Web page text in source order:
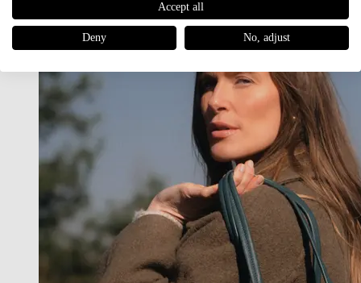
Accept all
Deny No, adjust